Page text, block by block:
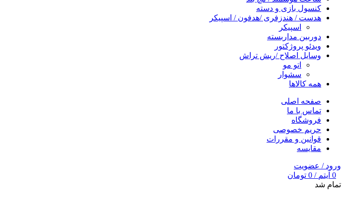
کنسول بازی و دسته
هدست / هندزفری /هدفون / اسپیکر
اسپیکر
دوربین مداربسته
ویدئو پروژکتور
وسایل اصلاح /ریش تراش
اتو مو
سشوار
همه کالاها
صفحه اصلی
تماس با ما
فروشگاه
حریم خصوصی
قوانین و مقررات
مقایسه
ورود / عضویت
0 آیتم /
0 تومان
تمام شد